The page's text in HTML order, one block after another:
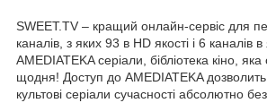
SWEET.TV – кращий онлайн-сервіс для
каналів, з яких 93 в HD якості і 6 каналів в
AMEDIATEKA серіали, бібліотека кіно,
щодня! Доступ до AMEDIATEKA
культові серіали сучасності абсолютно